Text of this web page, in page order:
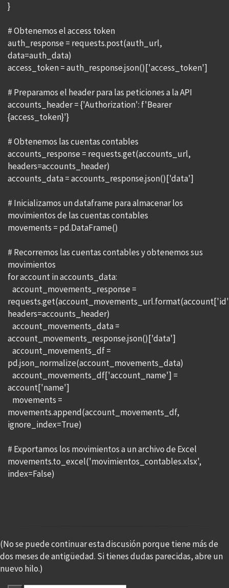
}
# Obtenemos el access token
auth_response = requests.post(auth_url,
data=auth_data)
access_token = auth_response.json()['access_token']
# Preparamos el header para las peticiones a la API
accounts_header = {'Authorization': f'Bearer
{access_token}'}
# Obtenemos las cuentas contables
accounts_response = requests.get(accounts_url,
headers=accounts_header)
accounts_data = accounts_response.json()['data']
# Inicializamos un dataframe para almacenar los
movimientos de las cuentas contables
movements = pd.DataFrame()
# Recorremos las cuentas contables y obtenemos sus
movimientos
for account in accounts_data:
account_movements_response =
headers=accounts_header)
account_movements_data =
account_movements_response.json()['data']
account_movements_df =
pd.json_normalize(account_movements_data)
account_movements_df['account_name'] =
account['name']
movements =
movements.append(account_movements_df,
ignore_index=True)
# Exportamos los movimientos a un archivo de Excel
movements.to_excel('movimientos_contables.xlsx',
index=False)
(No se puede continuar esta discusión porque tiene más de
dos meses de antigüedad. Si tienes dudas parecidas, abre un
nuevo hilo.)